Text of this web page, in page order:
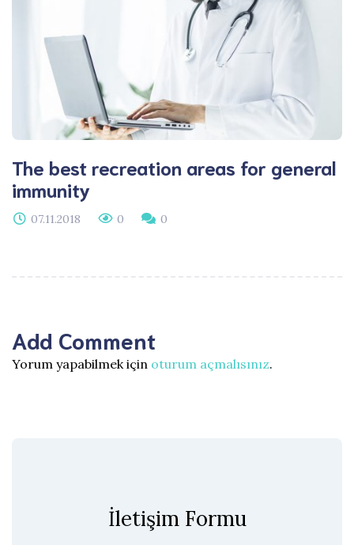
The best recreation areas for general
immunity
07.11.2018 0 0
Add Comment
Yorum yapabilmek için oturum açmalısınız.
İletişim Formu